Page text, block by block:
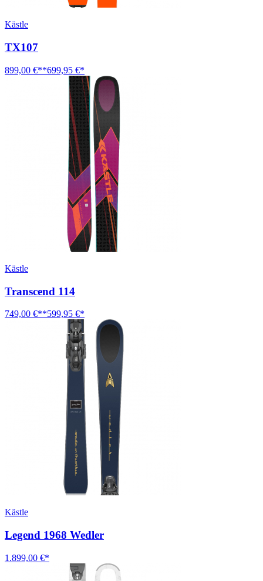
Kästle
TX107
899,00 €**699,95 €*
Kästle
Transcend 114
749,00 €**599,95 €*
Kästle
Legend 1968 Wedler
1.899,00 €*